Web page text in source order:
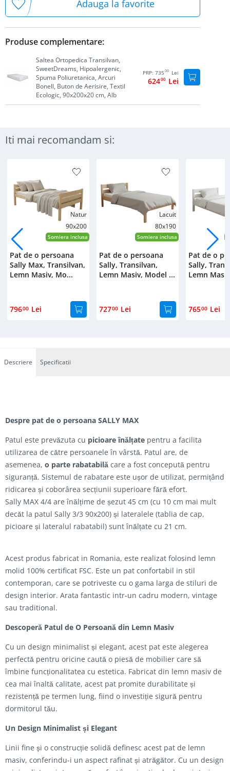
Adauga la favorite
Produse complementare:
Saltea Ortopedica Transilvan,
SweetDreams, Hipoalergenic,
Spuma Poliuretanica, Arcuri
Bonell, Buton de Aerisire, Textil
Ecologic, 90x200x20 cm, Alb
PRP: 735 00 Lei
62400 Lei
Iti mai recomandam si:
Natur
90x200
Somiera inclusa
Pat de o persoana
Sally Max, Transilvan,
Lemn Masiv, Mo...
79600 Lei
Lacuit
80x190
Somiera inclusa
Pat de o persoana
Sally, Transilvan,
Lemn Masiv, Model ...
72700 Lei
Pat de o
Sally,
Lemn
76500 Lei
Descriere Specificatii
Despre pat de o persoana SALLY MAX
Patul este prevăzuta cu picioare înălțate pentru a facilita
utilizarea de către persoanele în vârstă. Patul are, de
asemenea, o parte rabatabilă care a fost concepută pentru
siguranță. Sistemul de rabatare este ușor de utilizat, permițând
ridicarea și coborârea secțiunii superioare fără efort.
Sally MAX 4/4 are înălțime de șezut 45 cm (cu 10 cm mai mult
decăt la patul Sally 3/3 90x200) și lateralele (tablia de cap,
picioare și lateralul rabatabil) sunt înălțate cu 21 cm.
Acest produs fabricat in Romania, este realizat folosind lemn
molid 100% certificat FSC. Este un pat confortabil in stil
contemporan, care se potriveste cu o gama larga de stiluri de
design interior. Arata fantastic intr-un cadru modern, vintage
sau traditional.
Descoperă Patul de O Persoană din Lemn Masiv
Cu un design minimalist și elegant, acest pat este alegerea
perfectă pentru oricine caută o piesă de mobilier care să
îmbine funcționalitatea cu estetica. Fabricat din lemn masiv de
cea mai înaltă calitate, acest pat promite durabilitate și
rezistență pe termen lung, fiind o investiție sigură pentru
dormitorul tău.
Un Design Minimalist și Elegant
Linii fine și o construcție solidă definesc acest pat de lemn
masiv, conferindu-i un aspect rafinat și atrăgător. Cu un design